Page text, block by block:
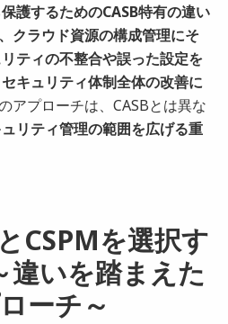
護するためのCASB特有の違い
クラウド資源の構成管理にそ
ティの不整合や誤った設定を
キュリティ体制全体の改善に
アプローチは、CASBとは異な
リティ管理の範囲を広げる重
CSPMを選択す
違いを踏まえた
ーチ～